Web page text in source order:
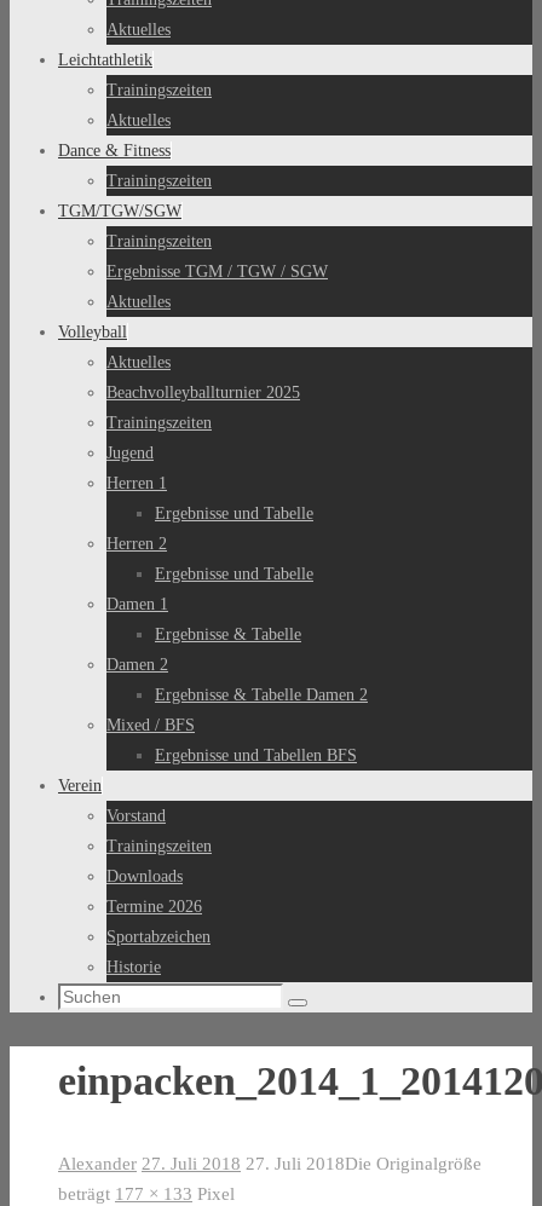
Aktuelles
Leichtathletik
Trainingszeiten
Aktuelles
Dance & Fitness
Trainingszeiten
TGM/TGW/SGW
Trainingszeiten
Ergebnisse TGM / TGW / SGW
Aktuelles
Volleyball
Aktuelles
Beachvolleyballturnier 2025
Trainingszeiten
Jugend
Herren 1
Ergebnisse und Tabelle
Herren 2
Ergebnisse und Tabelle
Damen 1
Ergebnisse & Tabelle
Damen 2
Ergebnisse & Tabelle Damen 2
Mixed / BFS
Ergebnisse und Tabellen BFS
Verein
Vorstand
Trainingszeiten
Downloads
Termine 2026
Sportabzeichen
Historie
Suchen
Suchen
Alexander 27. Juli 2018 27. Juli 2018Die Originalgröße
beträgt 177 × 133 Pixel